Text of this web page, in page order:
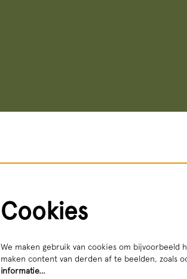
Cookies
We maken gebruik van cookies om bijvoorbeeld
maken content van derden af te beelden, zoals
informatie…